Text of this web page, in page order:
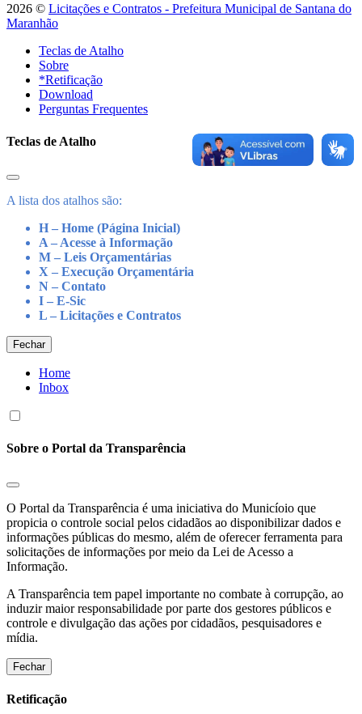
2026 © Licitações e Contratos - Prefeitura Municipal de Santana do
Maranhão
Teclas de Atalho
Sobre
*Retificação
Download
Perguntas Frequentes
Teclas de Atalho
A lista dos atalhos são:
H – Home (Página Inicial)
A – Acesse à Informação
M – Leis Orçamentárias
X – Execução Orçamentária
N – Contato
I – E-Sic
L – Licitações e Contratos
Fechar
Home
Inbox
Sobre o Portal da Transparência
O Portal da Transparência é uma iniciativa do Municíoio que
propicia o controle social pelos cidadãos ao disponibilizar dados e
informações públicas do mesmo, além de oferecer ferramenta para
solicitações de informações por meio da Lei de Acesso a
Informação.
A Transparência tem papel importante no combate à corrupção, ao
induzir maior responsabilidade por parte dos gestores públicos e
controle e divulgação das ações por cidadãos, pesquisadores e
mídia.
Fechar
Retificação